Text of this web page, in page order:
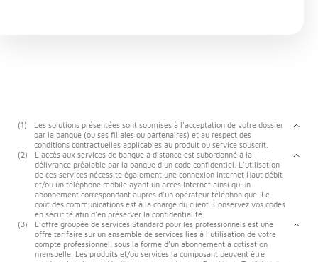
(1)
Les solutions présentées sont soumises à l'acceptation de votre dossier
par la banque (ou ses filiales ou partenaires) et au respect des
conditions contractuelles applicables au produit ou service souscrit.
(2)
L'accès aux services de banque à distance est subordonné à la
délivrance préalable par la banque d'un code confidentiel. L'utilisation
de ces services nécessite également une connexion Internet Haut débit
et/ou un téléphone mobile ayant un accès Internet ainsi qu'un
abonnement correspondant auprès d'un opérateur téléphonique. Le
coût des communications est à la charge du client. Conservez vos codes
en sécurité afin d'en préserver la confidentialité.
(3)
L’offre groupée de services Standard pour les professionnels est une
offre tarifaire sur un ensemble de services liés à l’utilisation de votre
compte professionnel, sous la forme d’un abonnement à cotisation
mensuelle. Les produits et/ou services la composant peuvent être